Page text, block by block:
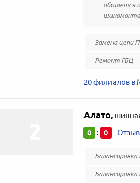
общается
Замена цепи
Ремонт ГБЦ
20 филиалов в
Алато,
0 : 0
Балансировка
Балансировка